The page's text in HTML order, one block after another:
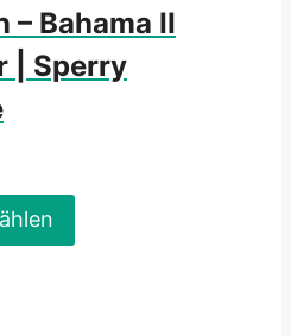
– Bahama II
| Sperry